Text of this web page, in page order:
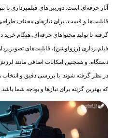
آثار حرفه‌ای است. دوربین‌های فیلمبرداری با
قابلیت‌ها و قیمت، برای نیازهای مختلف
گرفته تا تولید محتواهای حرفه‌ای. هنگام خرید
فیلم‌برداری (رزولوشن)، قابلیت‌های
دستگاه، و همچنین امکانات اضافی مانند
در نظر گرفته شوند. با بررسی دقیق و انتخاب
که بهترین گزینه برای نیازها و بودجه شما باشد.